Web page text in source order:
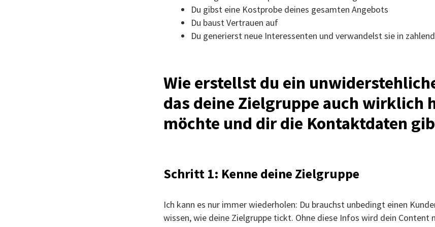
Du gibst eine Kostprobe deines gesamten Angebots
Du baust Vertrauen auf
Du generierst neue Interessenten und verwandelst sie in
Wie erstellst du ein
das deine Zielgruppe auch wirklich
möchte und dir die Kontaktdaten
Schritt 1: Kenne deine Zielgruppe
Ich kann es nur immer wiederholen: Du brauchst unbedingt einen
wissen, wie deine Zielgruppe tickt. Ohne diese Infos wird dein Content